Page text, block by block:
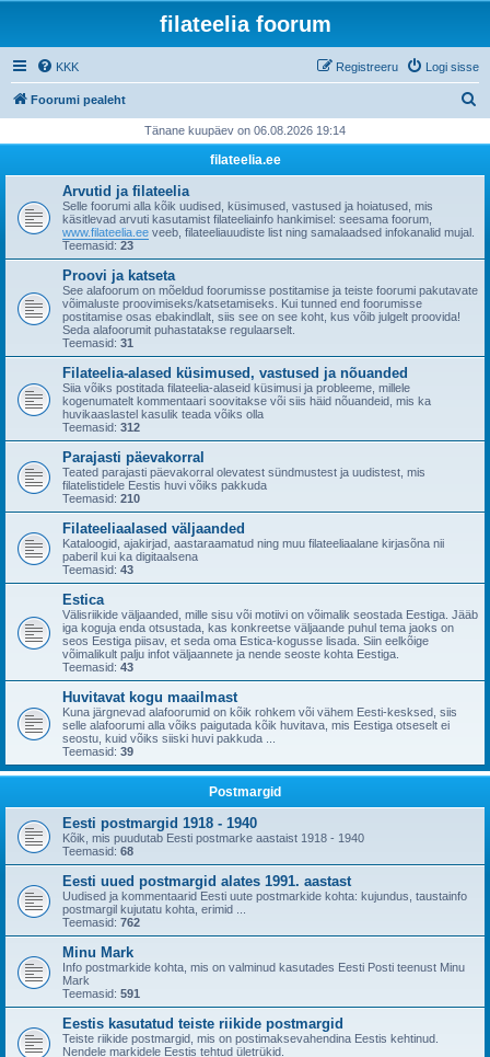
filateelia foorum
KKK Logi sisse
Registreeru
Foorumi pealeht
i
Tänane kuupäev on 06.08.2026 19:14
filateelia.ee
Arvutid ja filateelia
Selle foorumi alla kõik uudised, küsimused, vastused ja hoiatused, mis
käsitlevad arvuti kasutamist filateeliainfo hankimisel: seesama foorum,
www.filateelia.ee veeb, filateeliauudiste list ning samalaadsed infokanalid mujal.
Teemasid: 23
Proovi ja katseta
See alafoorum on mõeldud foorumisse postitamise ja teiste foorumi pakutavate
võimaluste proovimiseks/katsetamiseks. Kui tunned end foorumisse
postitamise osas ebakindlalt, siis see on see koht, kus võib julgelt proovida!
Seda alafoorumit puhastatakse regulaarselt.
Teemasid: 31
Filateelia-alased küsimused, vastused ja nõuanded
Siia võiks postitada filateelia-alaseid küsimusi ja probleeme, millele
kogenumatelt kommentaari soovitakse või siis häid nõuandeid, mis ka
huvikaaslastel kasulik teada võiks olla
Teemasid: 312
Parajasti päevakorral
Teated parajasti päevakorral olevatest sündmustest ja uudistest, mis
filatelistidele Eestis huvi võiks pakkuda
Teemasid: 210
Filateeliaalased väljaanded
Kataloogid, ajakirjad, aastaraamatud ning muu filateeliaalane kirjasõna nii
paberil kui ka digitaalsena
Teemasid: 43
Estica
Välisriikide väljaanded, mille sisu või motiivi on võimalik seostada Eestiga. Jääb
iga koguja enda otsustada, kas konkreetse väljaande puhul tema jaoks on
seos Eestiga piisav, et seda oma Estica-kogusse lisada. Siin eelkõige
võimalikult palju infot väljaannete ja nende seoste kohta Eestiga.
Teemasid: 43
Huvitavat kogu maailmast
Kuna järgnevad alafoorumid on kõik rohkem või vähem Eesti-kesksed, siis
selle alafoorumi alla võiks paigutada kõik huvitava, mis Eestiga otseselt ei
seostu, kuid võiks siiski huvi pakkuda ...
Teemasid: 39
Postmargid
Eesti postmargid 1918 - 1940
Kõik, mis puudutab Eesti postmarke aastaist 1918 - 1940
Teemasid: 68
Eesti uued postmargid alates 1991. aastast
Uudised ja kommentaarid Eesti uute postmarkide kohta: kujundus, taustainfo
postmargil kujutatu kohta, erimid ...
Teemasid: 762
Minu Mark
Info postmarkide kohta, mis on valminud kasutades Eesti Posti teenust Minu
Mark
Teemasid: 591
Eestis kasutatud teiste riikide postmargid
Teiste riikide postmargid, mis on postimaksevahendina Eestis kehtinud.
Nendele markidele Eestis tehtud ületrükid.